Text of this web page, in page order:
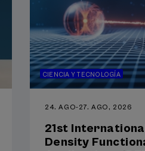
CIENCIA Y TECNOLOGÍA
24. AGO-27. AGO, 2026
21st
Density